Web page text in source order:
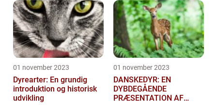
01 november 2023
Dyrearter: En grundig
introduktion og historisk
udvikling
01 november 2023
DANSKEDYR: EN
DYBDEGÅENDE
PRÆSENTATION AF